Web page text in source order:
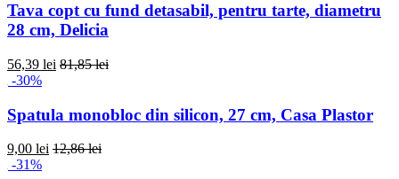
Tava copt cu fund detasabil, pentru tarte, diametru
28 cm, Delicia
56,39 lei 81,85 lei
-30%
Spatula monobloc din silicon, 27 cm, Casa Plastor
9,00 lei 12,86 lei
-31%